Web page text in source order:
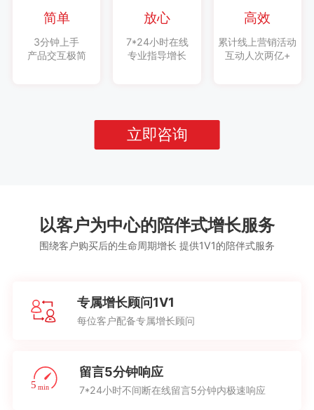
简单
3分钟上手
产品交互极简
放心
7*24小时在线
专业指导增长
高效
累计线上营销活动
互动人次两亿+
立即咨询
以客户为中心的陪伴式增长服务
围绕客户购买后的生命周期增长 提供1V1的陪伴式服务
专属增长顾问1V1
每位客户配备专属增长顾问
留言5分钟响应
7*24小时不间断在线留言5分钟内极速响应